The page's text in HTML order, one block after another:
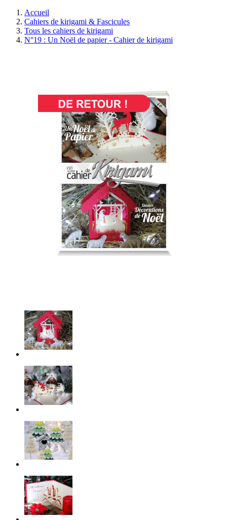
Accueil
Cahiers de kirigami & Fascicules
Tous les cahiers de kirigami
N°19 : Un Noël de papier - Cahier de kirigami